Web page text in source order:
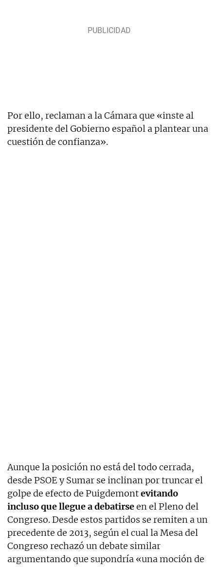
Por ello, reclaman a la Cámara que «inste al
presidente del Gobierno español a plantear una
cuestión de confianza».
Aunque la posición no está del todo cerrada,
desde PSOE y Sumar se inclinan por truncar el
golpe de efecto de Puigdemontevitando
incluso que llegue a debatirseen el Pleno del
Congreso. Desde estos partidos se remiten a un
precedente de 2013, según el cual la Mesa del
Congreso rechazó un debate similar
argumentando que supondría «una moción de